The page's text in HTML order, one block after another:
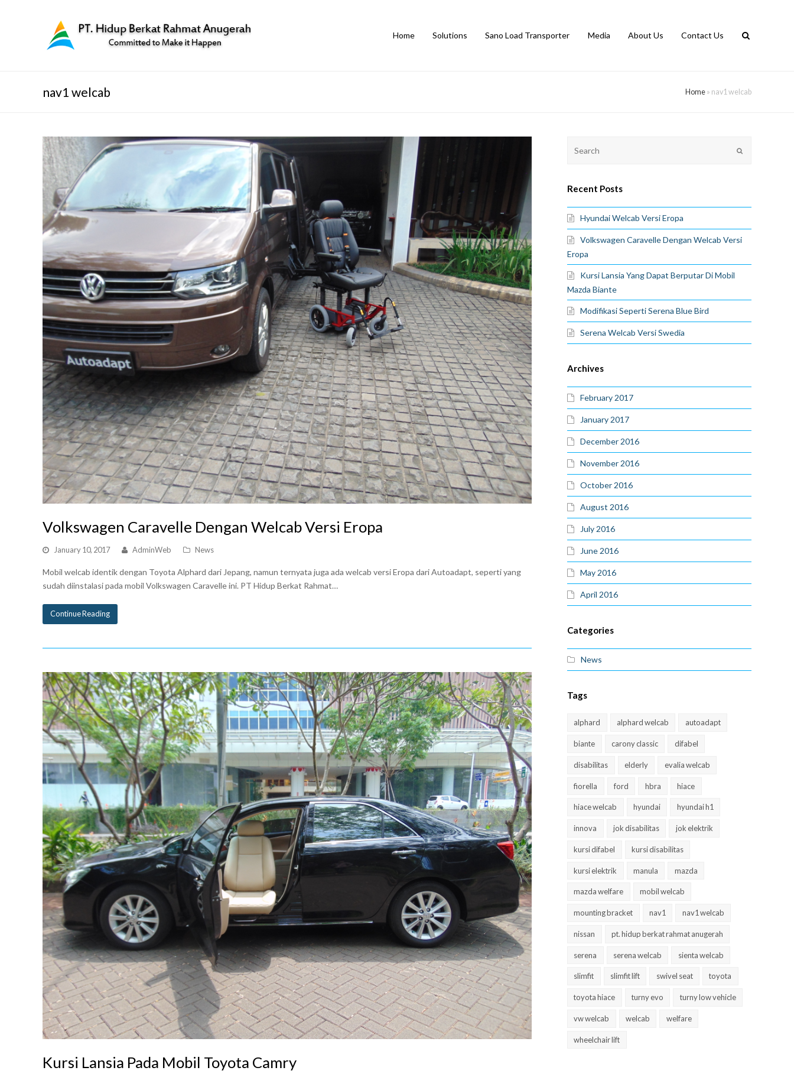
Home Solutions Sano Load Transporter Media About Us Contact Us
nav1 welcab Home » nav1 welcab
Volkswagen Caravelle Dengan Welcab Versi Eropa
January 10, 2017 AdminWeb News
Mobil welcab identik dengan Toyota Alphard dari Jepang, namun ternyata juga ada welcab versi Eropa dari Autoadapt, seperti yang
sudah diinstalasi pada mobil Volkswagen Caravelle ini. PT Hidup Berkat Rahmat…
Continue Reading
Kursi Lansia Pada Mobil Toyota Camry
Recent Posts
Hyundai Welcab Versi Eropa
Volkswagen Caravelle Dengan Welcab Versi
Eropa
Kursi Lansia Yang Dapat Berputar Di Mobil
Mazda Biante
Modifikasi Seperti Serena Blue Bird
Serena Welcab Versi Swedia
Archives
February 2017
January 2017
December 2016
November 2016
October 2016
August 2016
July 2016
June 2016
May 2016
April 2016
Categories
News
Tags
alphard alphard welcab autoadapt
biante carony classic difabel
disabilitas elderly evalia welcab
fiorella ford hbra hiace
hiace welcab hyundai hyundai h1
innova jok disabilitas jok elektrik
kursi difabel kursi disabilitas
kursi elektrik manula mazda
mazda welfare mobil welcab
mounting bracket nav1 nav1 welcab
nissan pt. hidup berkat rahmat anugerah
serena serena welcab sienta welcab
slimfit slimfit lift swivel seat toyota
toyota hiace turny evo turny low vehicle
vw welcab welcab welfare
wheelchair lift